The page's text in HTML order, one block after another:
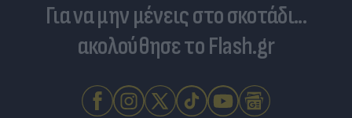
Για να μην μένεις στο σκοτάδι...
ακολούθησε το Flash.gr